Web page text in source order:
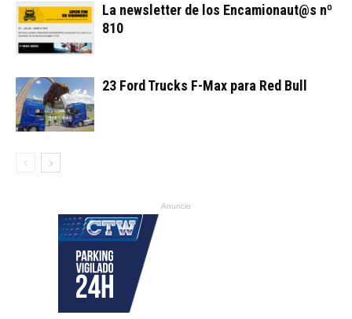
La newsletter de los Encamionaut@s nº
810
23 Ford Trucks F-Max para Red Bull
Anuncio